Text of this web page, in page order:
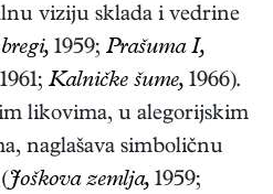
viziju sklada i vedrine
1959; Prašuma I,
1961; Kalničke šume, 1966).
likovima, u alegorijskim
naglašava simboličnu
Joškova zemlja, 1959;